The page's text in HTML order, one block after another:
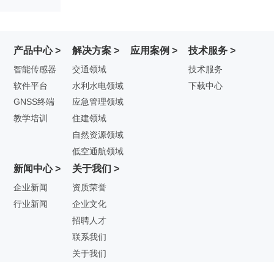
产品中心 >
智能传感器
软件平台
GNSS终端
教学培训
解决方案 >
交通领域
水利水电领域
应急管理领域
住建领域
自然资源领域
低空通航领域
应用案例 > 技术服务 >
技术服务
下载中心
新闻中心 >
企业新闻
行业新闻
关于我们 >
资质荣誉
企业文化
招聘人才
联系我们
关于我们